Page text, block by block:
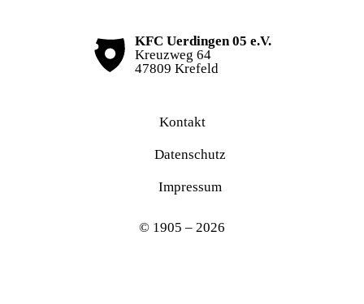
KFC Uerdingen 05 e.V.
Kreuzweg 64
47809 Krefeld
Kontakt
Datenschutz
Impressum
© 1905 – 2026